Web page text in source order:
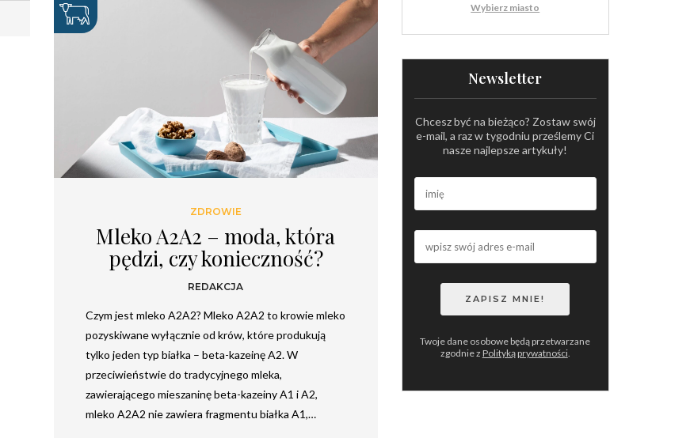
ZDROWIE
Mleko A2A2 – moda, która
pędzi, czy konieczność?
REDAKCJA
Czym jest mleko A2A2? Mleko A2A2 to krowie mleko
pozyskiwane wyłącznie od krów, które produkują
tylko jeden typ białka – beta-kazeinę A2. W
przeciwieństwie do tradycyjnego mleka,
zawierającego mieszaninę beta-kazeiny A1 i A2,
mleko A2A2 nie zawiera fragmentu białka A1,…
Wybierz miasto
Newsletter
Chcesz być na bieżąco? Zostaw swój
e-mail, a raz w tygodniu prześlemy Ci
nasze najlepsze artykuły!
Twoje dane osobowe będą przetwarzane
zgodnie z Polityką prywatności.
Twoje dane osobowe będą przetwarzane zgodnie